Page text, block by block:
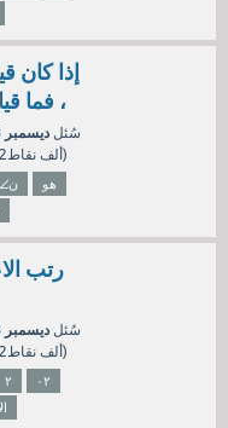
، فما
سُئل ديسمبر 28، 2024
202ألف نقاط)
∠ن
هو
سُئل ديسمبر 28، 2024
202ألف نقاط)
٢
٠٢